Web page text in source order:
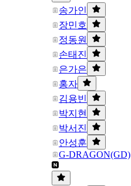
송가인
장민호
정동원
손태진
은가은
홍자
김용빈
박지현
박서진
안성훈
G-DRAGON(GD)